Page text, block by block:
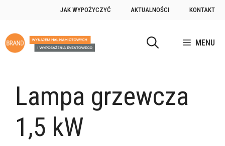
JAK WYPOŻYCZYĆ AKTUALNOŚCI KONTAKT
MENU
Lampa grzewcza
1,5 kW